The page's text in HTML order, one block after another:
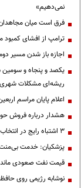
نمی‌دهیم»
فرق است میان
ترامپ از افشای
اجازه باز شدن مسیر
یکصد و پنجاه و
ریشه‌ای مشکلات شهری
اعلام پایان مراسم اربعین
هشدار درباره فروش
3 اشتباه رایج در انتخاب رنگ صنعتی که هزینه‌اش را سال‌ها می‌پردازید...
پزشکیان: خدمت
قیمت نفت صعودی ماند
نوشابه رژیمی روی